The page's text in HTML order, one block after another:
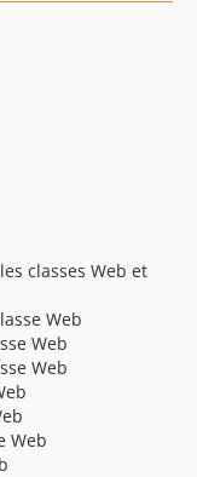
classes Web et
Web
Web
Web
Web